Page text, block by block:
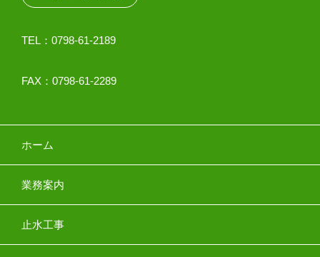
TEL：0798-61-2189
FAX：0798-61-2289
ホーム
業務案内
止水工事